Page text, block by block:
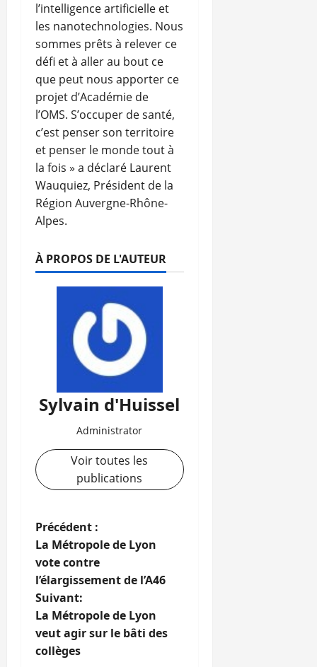
l’intelligence artificielle et
les nanotechnologies. Nous
sommes prêts à relever ce
défi et à aller au bout ce
que peut nous apporter ce
projet d’Académie de
l’OMS. S’occuper de santé,
c’est penser son territoire
et penser le monde tout à
la fois » a déclaré Laurent
Wauquiez, Président de la
Région Auvergne-Rhône-
Alpes.
À PROPOS DE L'AUTEUR
Sylvain d'Huissel
Administrator
Voir toutes les
publications
N
a
v
i
g
Précédent :
La Métropole de Lyon
vote contre
l’élargissement de l’A46
Suivant:
La Métropole de Lyon
veut agir sur le bâti des
collèges